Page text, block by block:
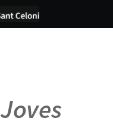
Joves